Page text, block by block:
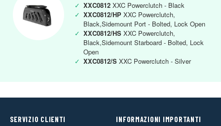
✓ XXC0812 XXC Powerclutch - Black
✓ XXC0812/HP XXC Powerclutch,
Black,Sidemount Port - Bolted, Lock Open
✓ XXC0812/HS XXC Powerclutch,
Black,Sidemount Starboard - Bolted, Lock
Open
✓ XXC0812/S XXC Powerclutch - Silver
SERVIZIO CLIENTI INFORMAZIONI IMPORTANTI